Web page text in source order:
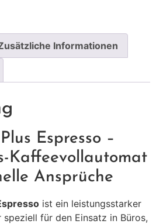
Informationen
Espresso –
Kaffeevollautomat
Ansprüche
ist ein leistungsstarker
für den Einsatz in Büros,